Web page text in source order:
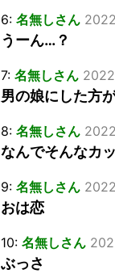
6: 名無しさん
うーん…？
7: 名無しさん
男の娘にした方
8: 名無しさん
なんでそんなカ
9: 名無しさん
おは恋
10: 名無しさん
ぶっさ